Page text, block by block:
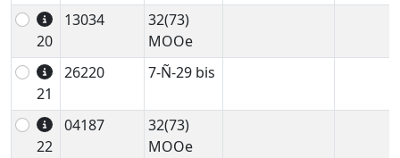
20
13034
32(73)
MOOe
21
26220 7-Ñ-29 bis
22
04187
32(73)
MOOe